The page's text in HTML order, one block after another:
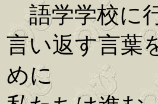
語学学校に
言い返す言葉
めに